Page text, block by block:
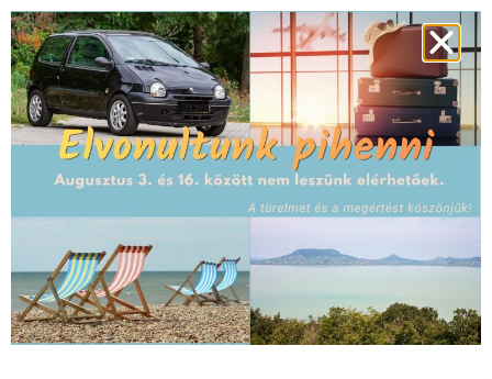
Weboldal és Webáruház készítés WordPress
alapokon
Hernyák Gábor egyéni vállalkozó
hernyak@gmail.com
Keressen e-mailben!